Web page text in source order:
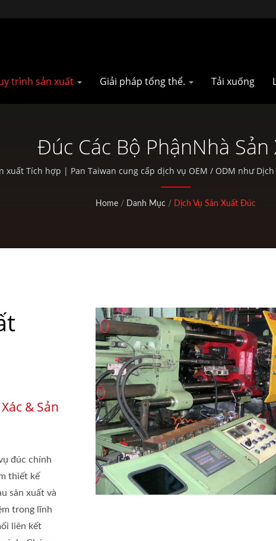
trình sản xuất Giải pháp tổng thể. Tải xuống
Đúc Các Bộ PhậnNhà Sản
xuất Tích hợp | Pan Taiwan cung cấp dịch vụ OEM / ODM như
bộ phận xe đạp tiêu chuẩn và hoạt động ngoài trời.
Home / Danh Mục / Dịch Vụ Sản Xuất Đúc
& Sản
đúc chính
thiết kế
sản xuất và
trong lĩnh
liên kết